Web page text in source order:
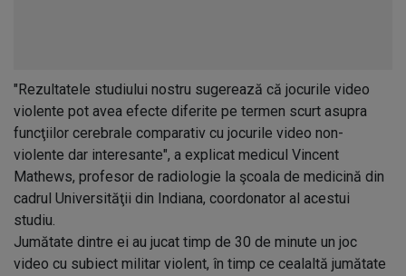
"Rezultatele studiului nostru sugerează că jocurile video
violente pot avea efecte diferite pe termen scurt asupra
funcţiilor cerebrale comparativ cu jocurile video non-
violente dar interesante", a explicat medicul Vincent
Mathews, profesor de radiologie la şcoala de medicină din
cadrul Universităţii din Indiana, coordonator al acestui
studiu.
Jumătate dintre ei au jucat timp de 30 de minute un joc
video cu subiect militar violent, în timp ce cealaltă jumătate